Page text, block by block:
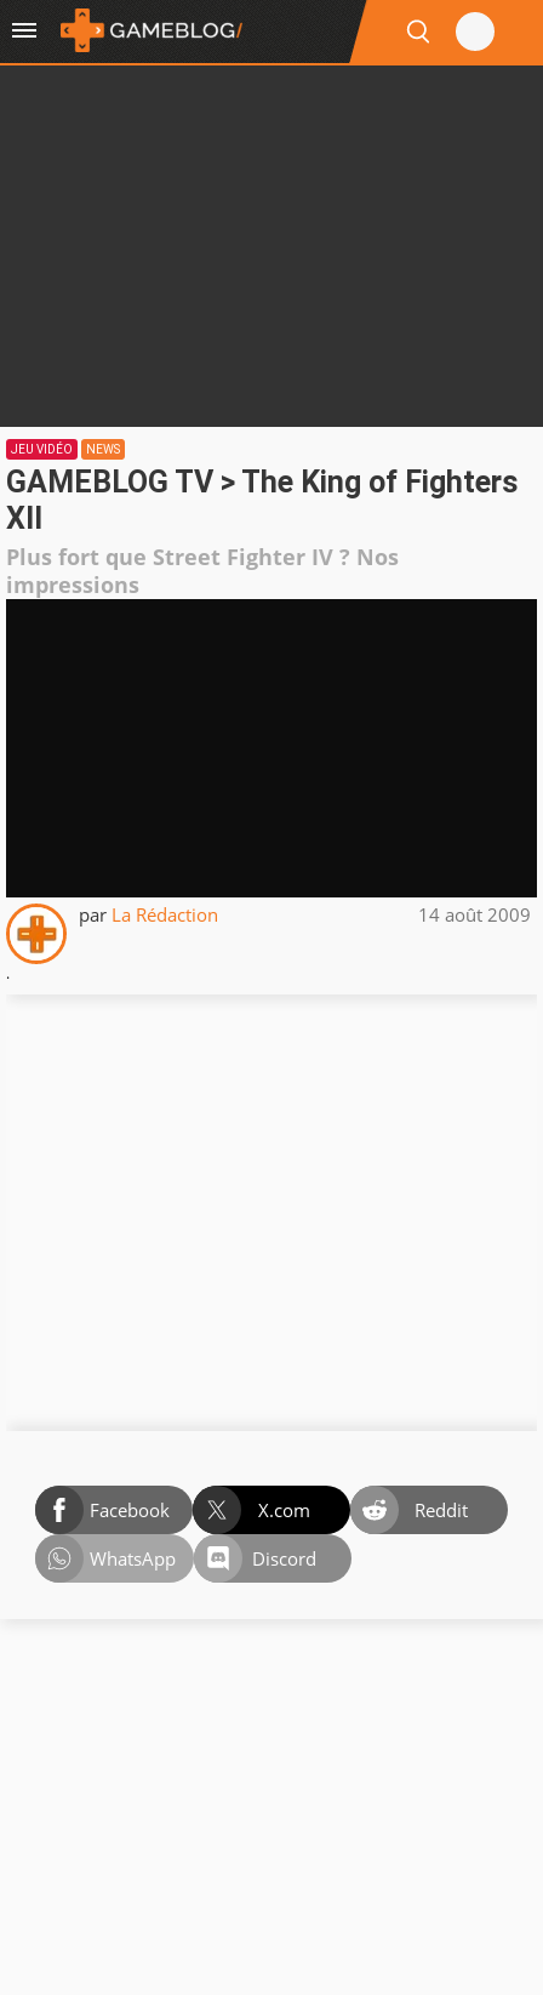
JEU VIDÉO NEWS
GAMEBLOG TV > The King of Fighters
XII
Plus fort que Street Fighter IV ? Nos
impressions
par La Rédaction 14 août 2009
.
Facebook X.com
Reddit
WhatsApp
Discord